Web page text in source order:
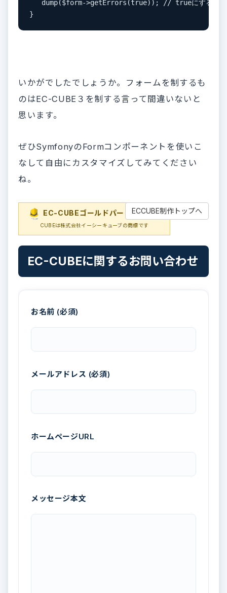
dump($form->getErrors(true)); // trueにすると子
}
いかがでしたでしょうか。フォームを制するも
のはEC-CUBE３を制する言って間違いないと
思います。
ぜひSymfonyのFormコンポーネントを使いこ
なして自由にカスタマイズしてみてください
ね。
EC-CUBEゴールドパートナーEC-
CUBEは株式会社イーシーキューブの商標です
ECCUBE制作トップへ
EC-CUBEに関するお問い合わせ
お名前 (必須)
メールアドレス (必須)
ホームページURL
メッセージ本文